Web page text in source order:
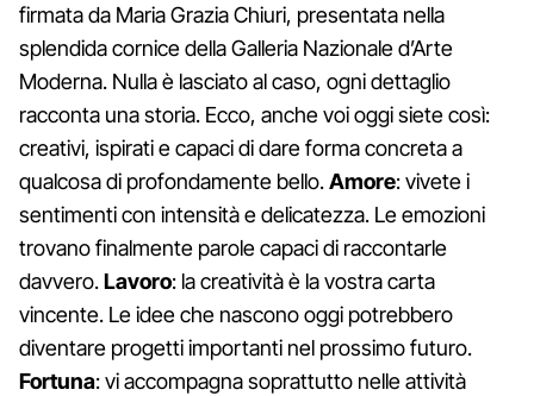
firmata da Maria Grazia Chiuri, presentata nella
splendida cornice della Galleria Nazionale d’Arte
Moderna. Nulla è lasciato al caso, ogni dettaglio
racconta una storia. Ecco, anche voi oggi siete così:
creativi, ispirati e capaci di dare forma concreta a
qualcosa di profondamente bello.Amore: vivete i
sentimenti con intensità e delicatezza. Le emozioni
trovano finalmente parole capaci di raccontarle
davvero.Lavoro: la creatività è la vostra carta
vincente. Le idee che nascono oggi potrebbero
diventare progetti importanti nel prossimo futuro.
Fortuna: vi accompagna soprattutto nelle attività